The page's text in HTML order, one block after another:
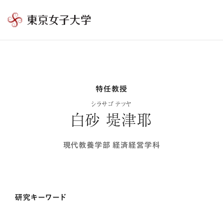
東
特任教授
シラサゴ テツヤ
白砂 堤津耶
現代教養学部 経済経営学科
研究キーワード